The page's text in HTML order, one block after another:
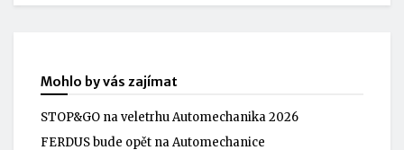
Mohlo by vás zajímat
STOP&GO na veletrhu Automechanika 2026
FERDUS bude opět na Automechanice